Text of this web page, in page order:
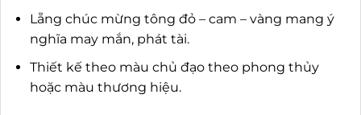
Lẵng chúc mừng tông đỏ – cam – vàng mang ý
nghĩa may mắn, phát tài.
Thiết kế theo màu chủ đạo theo phong thủy
hoặc màu thương hiệu.